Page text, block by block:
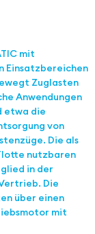
mit
Einsatzbereichen
Zuglasten
Anwendungen
etwa die
von
Die als
nutzbaren
in der
Die
über einen
mit